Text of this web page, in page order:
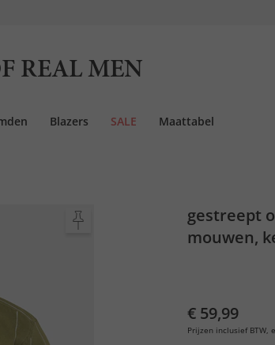
REAL MEN
Blazers SALE Maattabel
gestreept
mouwen,
€ 59,99
Prijzen inclusief BTW,